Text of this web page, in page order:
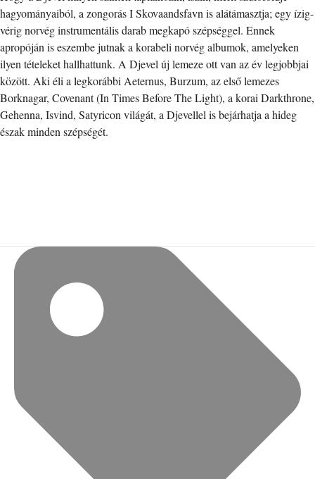
hagyományaiból, a zongorás I Skovaandsfavn is alátámasztja; egy ízig-
vérig norvég instrumentális darab megkapó szépséggel. Ennek
apropóján is eszembe jutnak a korabeli norvég albumok, amelyeken
ilyen tételeket hallhattunk. A Djevel új lemeze ott van az év legjobbjai
között. Aki éli a legkorábbi Aeternus, Burzum, az első lemezes
Borknagar, Covenant (In Times Before The Light), a korai Darkthrone,
Gehenna, Isvind, Satyricon világát, a Djevellel is bejárhatja a hideg
észak minden szépségét.